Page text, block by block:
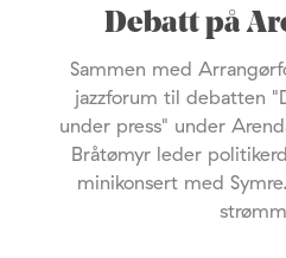
Debatt på
Sammen med
jazzforum til debatten
under press" under
Bråtømyr leder
minikonsert med